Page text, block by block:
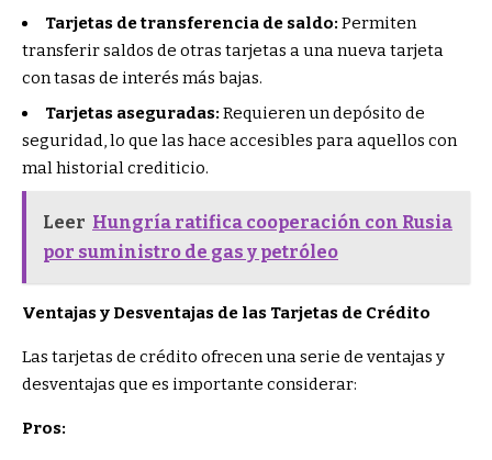
Tarjetas de transferencia de saldo: Permiten
transferir saldos de otras tarjetas a una nueva tarjeta
con tasas de interés más bajas.
Tarjetas aseguradas: Requieren un depósito de
seguridad, lo que las hace accesibles para aquellos con
mal historial crediticio.
Leer Hungría ratifica cooperación con Rusia
por suministro de gas y petróleo
Ventajas y Desventajas de las Tarjetas de Crédito
Las tarjetas de crédito ofrecen una serie de ventajas y
desventajas que es importante considerar:
Pros: